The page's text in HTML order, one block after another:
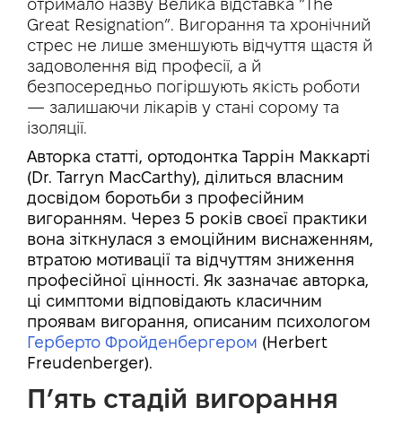
отримало назву Велика відставка “The
Great Resignation”. Вигорання та хронічний
стрес не лише зменшують відчуття щастя й
задоволення від професії, а й
безпосередньо погіршують якість роботи
— залишаючи лікарів у стані сорому та
ізоляції.
Авторка статті, ортодонтка Таррін Маккарті
(Dr. Tarryn MacCarthy), ділиться власним
досвідом боротьби з професійним
вигоранням. Через 5 років своєї практики
вона зіткнулася з емоційним виснаженням,
втратою мотивації та відчуттям зниження
професійної цінності. Як зазначає авторка,
ці симптоми відповідають класичним
проявам вигорання, описаним психологом
Герберто Фройденбергером (Herbert
Freudenberger).
П’ять стадій вигорання